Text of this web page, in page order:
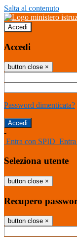
Salta al contenuto
Accedi
Accedi
button close ×
Password dimenticata?
-
Entra con SPID
Seleziona utente
button close ×
Recupero
button close ×